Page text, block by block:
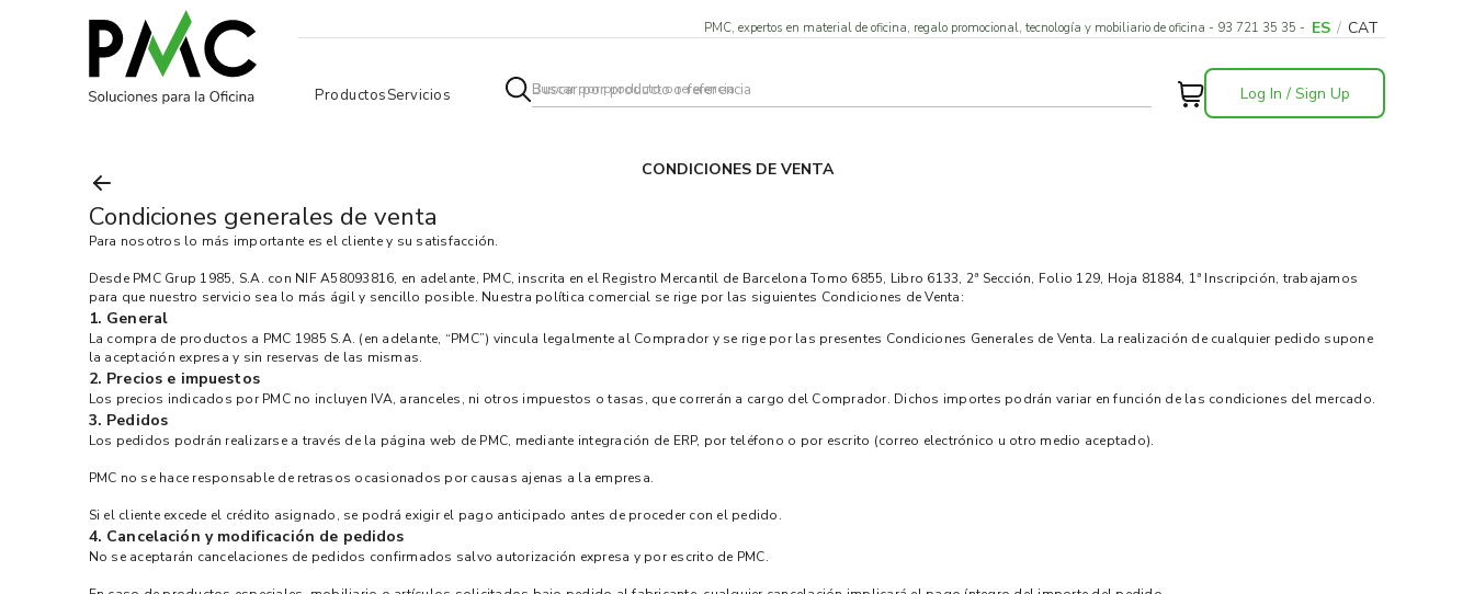
PMC, expertos en material de oficina, regalo promocional, tecnología y mobiliario de oficina - 93 721 35 35 - ES / CAT
ProductosServicios Log In / Sign Up
CONDICIONES DE VENTA
Condiciones generales de venta
Para nosotros lo más importante es el cliente y su satisfacción.
Desde PMC Grup 1985, S.A. con NIF A58093816, en adelante, PMC, inscrita en el Registro Mercantil de Barcelona Tomo 6855, Libro 6133, 2ª Sección, Folio 129, Hoja 81884, 1ª Inscripción, trabajamos
para que nuestro servicio sea lo más ágil y sencillo posible. Nuestra política comercial se rige por las siguientes Condiciones de Venta:
1. General
La compra de productos a PMC 1985 S.A. (en adelante, “PMC”) vincula legalmente al Comprador y se rige por las presentes Condiciones Generales de Venta. La realización de cualquier pedido supone
la aceptación expresa y sin reservas de las mismas.
2. Precios e impuestos
Los precios indicados por PMC no incluyen IVA, aranceles, ni otros impuestos o tasas, que correrán a cargo del Comprador. Dichos importes podrán variar en función de las condiciones del mercado.
3. Pedidos
Los pedidos podrán realizarse a través de la página web de PMC, mediante integración de ERP, por teléfono o por escrito (correo electrónico u otro medio aceptado).
PMC no se hace responsable de retrasos ocasionados por causas ajenas a la empresa.
Si el cliente excede el crédito asignado, se podrá exigir el pago anticipado antes de proceder con el pedido.
4. Cancelación y modificación de pedidos
No se aceptarán cancelaciones de pedidos confirmados salvo autorización expresa y por escrito de PMC.